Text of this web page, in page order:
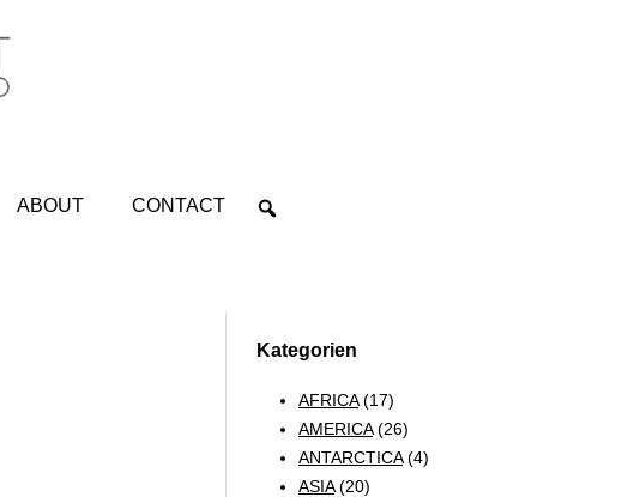
ABOUT CONTACT
Kategorien
AFRICA(17)
AMERICA(26)
ANTARCTICA(4)
ASIA(20)